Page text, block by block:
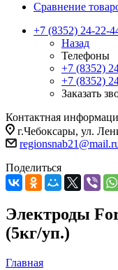
Сравнение
+7 (8352) 24-22-
Назад
Телефоны
+7 (8352)
+7 (8352)
Заказать
Контактная
г.Чебоксары, ул.
Поделиться
Электроды
(5кг/уп.)
Главная